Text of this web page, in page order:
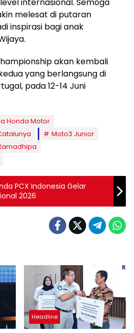
melesat di putaran
inspirasi bagi anak
akan kembali
yang berlangsung di
pada 12-14 Juni
Honda Motor
Moto3 Junior
PCX Indonesia Gelar
2026
Headline